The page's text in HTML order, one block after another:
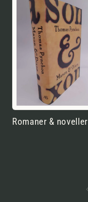
Romaner & noveller